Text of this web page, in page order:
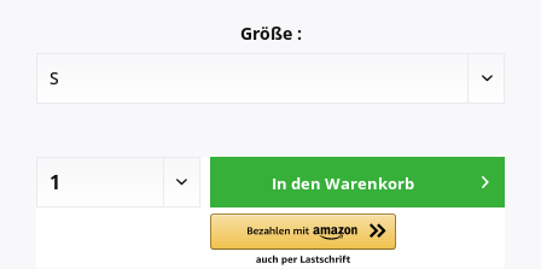
Größe :
In den Warenkorb